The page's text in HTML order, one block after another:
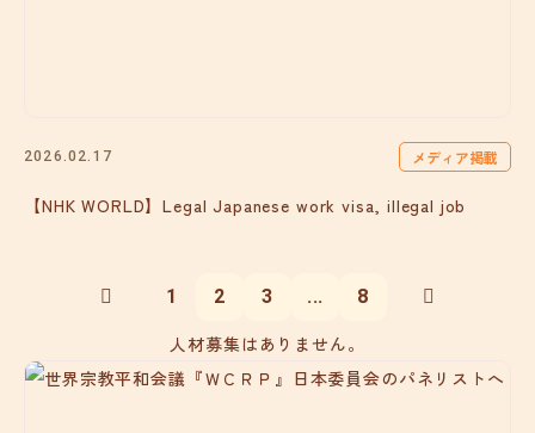
2026.02.17 メディア掲載
【NHK WORLD】Legal Japanese work visa, illegal job
1 2 3 ... 8
人材募集はありません。